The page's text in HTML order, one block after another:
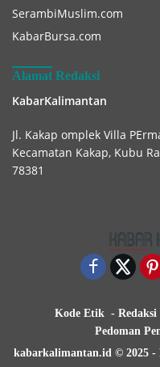
SerambiMuslim.com
KabarBursa.com
Alamat Redaksi
KabarKalimantan
Jl. Kakap omplek Villa
Kecamatan Kakap, Kubu
78381
Kode Etik
Pedoman
kabarkalimantan.id © 2025 -